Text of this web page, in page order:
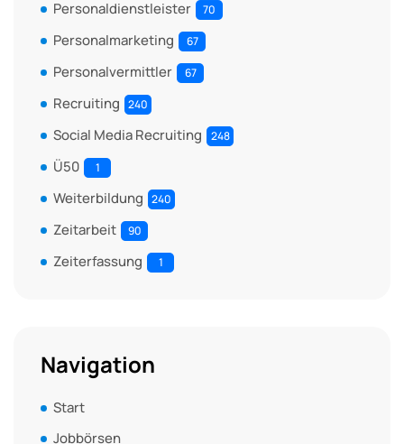
Personaldienstleister 70
Personalmarketing 67
Personalvermittler 67
Recruiting 240
Social Media Recruiting 248
Ü50 1
Weiterbildung 240
Zeitarbeit 90
Zeiterfassung 1
Navigation
Start
Jobbörsen